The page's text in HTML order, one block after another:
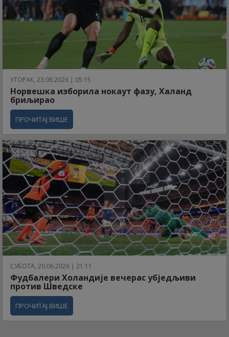
УТОРАК, 23.06.2026 | 05:15
Норвешка изборила нокаут фазу, Халанд
бриљирао
ПРОЧИТАЈ ВИШЕ
СУБОТА, 20.06.2026 | 21:11
Фудбалери Холандије вечерас убједљиви
против Шведске
ПРОЧИТАЈ ВИШЕ